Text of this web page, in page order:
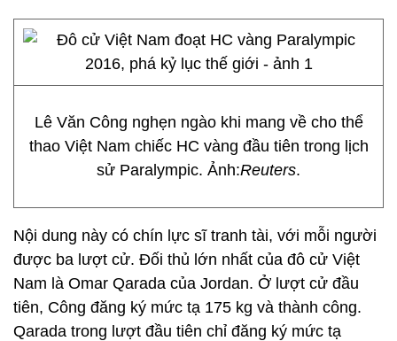
Lê Văn Công nghẹn ngào khi mang về cho thể
thao Việt Nam chiếc HC vàng đầu tiên trong lịch
sử Paralympic. Ảnh:Reuters.
Nội dung này có chín lực sĩ tranh tài, với mỗi người
được ba lượt cử. Đối thủ lớn nhất của đô cử Việt
Nam là Omar Qarada của Jordan. Ở lượt cử đầu
tiên, Công đăng ký mức tạ 175 kg và thành công.
Qarada trong lượt đầu tiên chỉ đăng ký mức tạ